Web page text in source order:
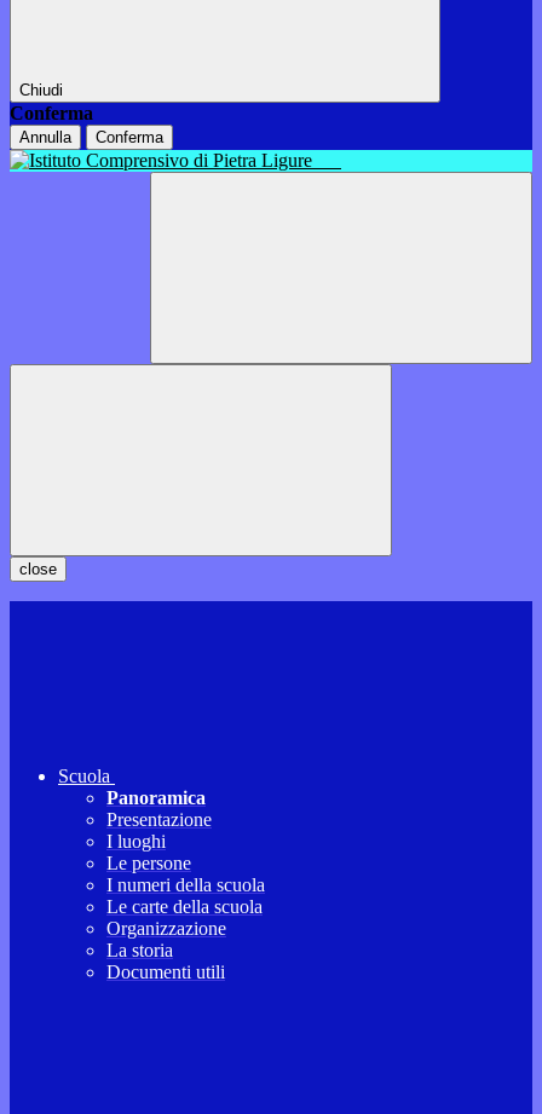
Chiudi
Conferma
Annulla Conferma
close
Scuola
Panoramica
Presentazione
I luoghi
Le persone
I numeri della scuola
Le carte della scuola
Organizzazione
La storia
Documenti utili